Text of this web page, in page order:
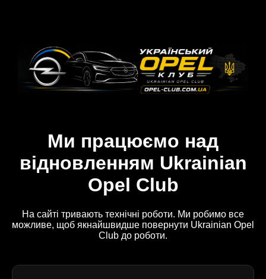
Ми працюємо над
відновленням Ukrainian
Opel Club
На сайті тривають технічні роботи. Ми робимо все
можливе, щоб якнайшвидше повернути Ukrainian Opel
Club до роботи.